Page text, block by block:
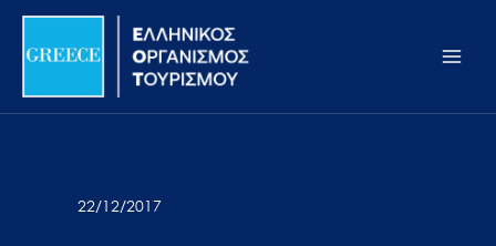
Σημείωση:
ιστότοπος
προσβασιμότητας.
Μετάβαση
περιεχόμενο
22/12/2017